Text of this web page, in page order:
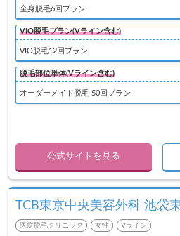
全身脱毛6回プラン
VIO脱毛プラン(Vライン含む)
VIO脱毛12回プラン
脱毛部位単体(Vライン含む)
オーダーメイド脱毛 50回プラン
公式サイトを見る
TCB東京中央美容外科 池袋
医療脱毛クリニック 女性 Vライン